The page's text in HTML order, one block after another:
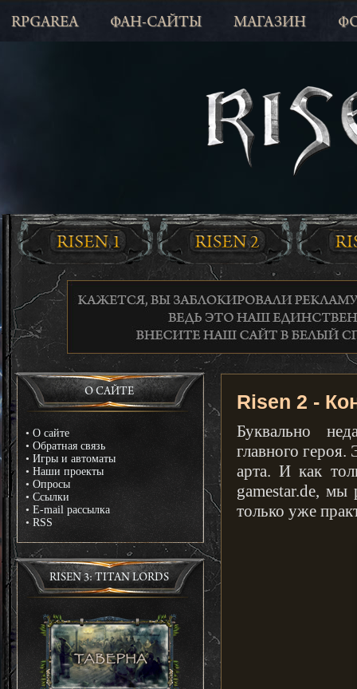
RPGAREA ФАН-САЙТЫ МАГАЗИН
О САЙТЕ
• О сайте
• Обратная связь
• Игры и автоматы
• Наши проекты
• Опросы
• Ссылки
• E-mail рассылка
• RSS
RISEN 3: TITAN LORDS
Risen 2 -
Буквально
главного
арта. И как
gamestar.de, мы
только уже